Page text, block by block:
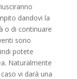
dandovi la
o di continuare
sono
potete
Naturalmente
vi darà una